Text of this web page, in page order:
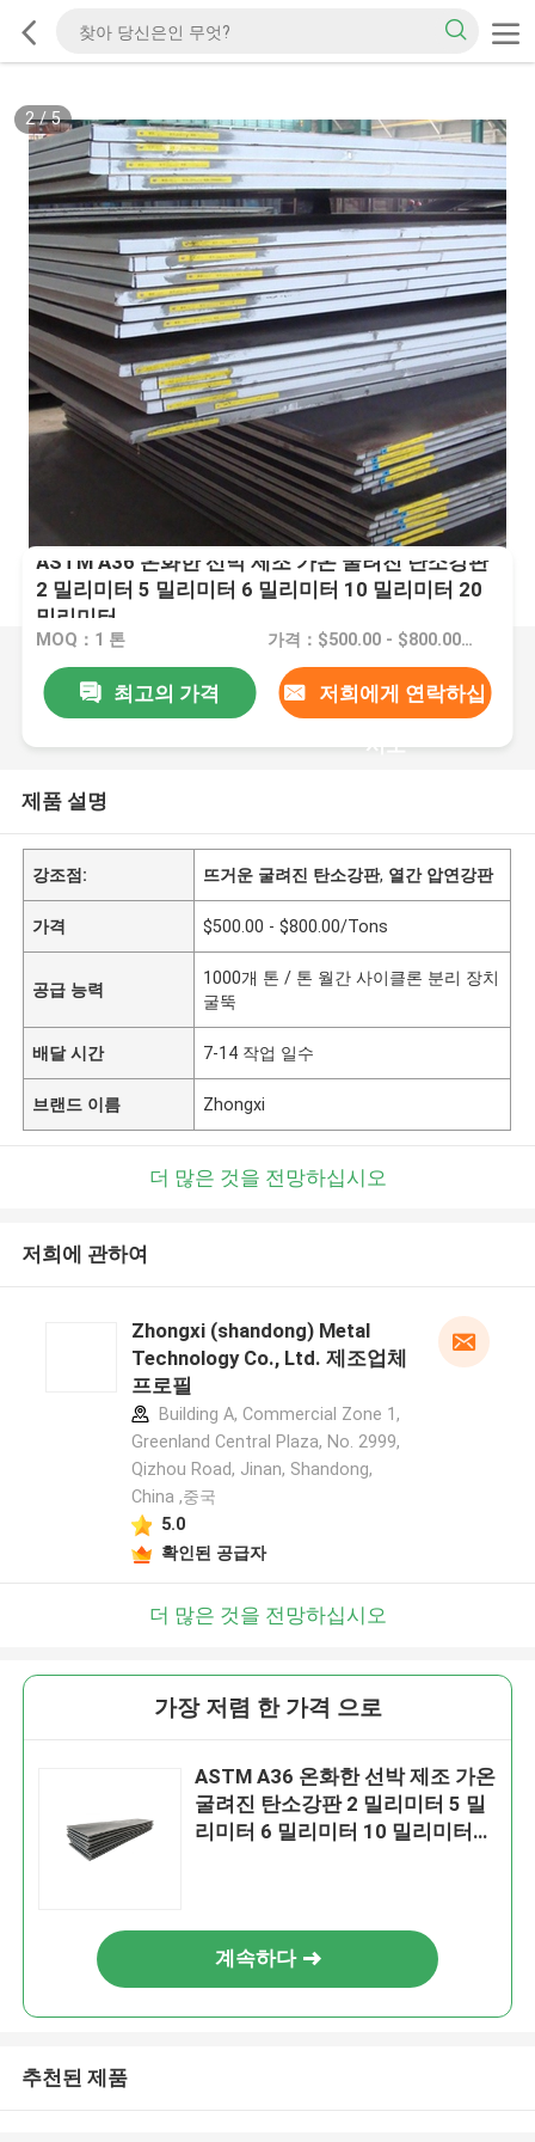
2/5
ASTM A36 온화한 선박 제조 가온 굴려진 탄소강판
2 밀리미터 5 밀리미터 6 밀리미터 10 밀리미터 20
밀리미터
MOQ：1 톤 가격：$500.00 - $800.00/Tons
최고의 가격 저희에게 연락하십
시오
제품 설명
강조점: 뜨거운 굴려진 탄소강판, 열간 압연강판
가격 $500.00 - $800.00/Tons
공급 능력
1000개 톤 / 톤 월간 사이클론 분리 장치
굴뚝
배달 시간 7-14 작업 일수
브랜드 이름 Zhongxi
더 많은 것을 전망하십시오
저희에 관하여
Zhongxi (shandong) Metal
Technology Co., Ltd. 제조업체
프로필
Building A, Commercial Zone 1,
Greenland Central Plaza, No. 2999,
Qizhou Road, Jinan, Shandong,
China ,중국
5.0
확인된 공급자
더 많은 것을 전망하십시오
가장 저렴 한 가격 으로
ASTM A36 온화한 선박 제조 가온
굴려진 탄소강판 2 밀리미터 5 밀
리미터 6 밀리미터 10 밀리미터
계속하다
추천된 제품